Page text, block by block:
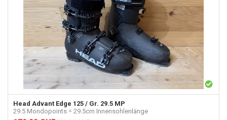
Head Advant Edge 125 / Gr. 29.5 MP
29.5 Mondopoints = 29.5cm Innensohlenlänge